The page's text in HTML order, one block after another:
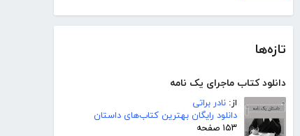
تازه‌ها
دانلود کتاب ماجرای یک نامه
از: نادر براتی
دانلود رایگان بهترین کتاب‌های داستان
۱۵۳ صفحه